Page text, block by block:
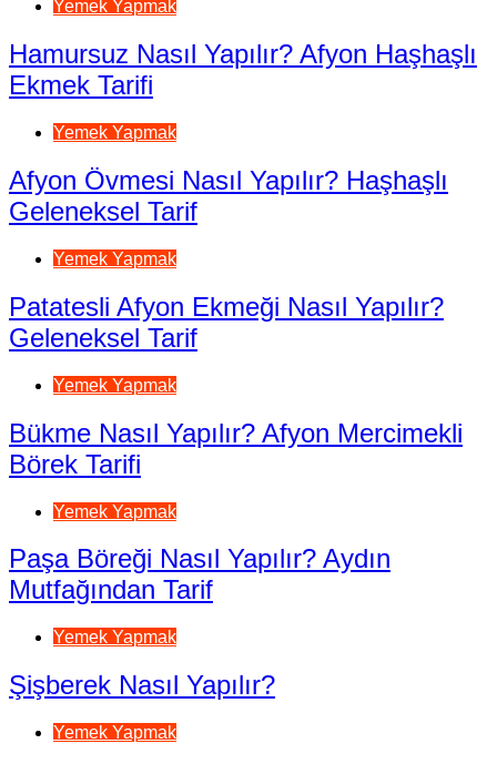
Yemek Yapmak
Hamursuz Nasıl Yapılır? Afyon Haşhaşlı
Ekmek Tarifi
Yemek Yapmak
Afyon Övmesi Nasıl Yapılır? Haşhaşlı
Geleneksel Tarif
Yemek Yapmak
Patatesli Afyon Ekmeği Nasıl Yapılır?
Geleneksel Tarif
Yemek Yapmak
Bükme Nasıl Yapılır? Afyon Mercimekli
Börek Tarifi
Yemek Yapmak
Paşa Böreği Nasıl Yapılır? Aydın
Mutfağından Tarif
Yemek Yapmak
Şişberek Nasıl Yapılır?
Yemek Yapmak